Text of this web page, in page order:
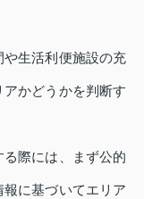
生活利便施設の充
かどうかを判断す
際には、まず公的
に基づいてエリア